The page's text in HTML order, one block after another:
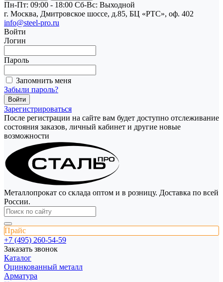
Пн-Пт: 09:00 - 18:00 Cб-Вс: Выходной
г. Москва, Дмитровское шоссе, д.85, БЦ «РТС», оф. 402
info@steel-pro.ru
Войти
Логин
Пароль
Запомнить меня
Забыли пароль?
Зарегистрироваться
После регистрации на сайте вам будет доступно отслеживание
состояния заказов, личный кабинет и другие новые
возможности
Металлопрокат со склада оптом и в розницу. Доставка по всей
России.
Прайс
+7 (495) 260-54-59
Заказать звонок
Каталог
Оцинкованный металл
Арматура